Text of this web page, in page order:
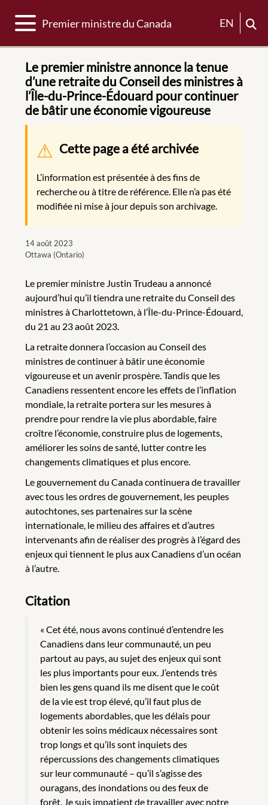
Basculer la navigation
Premier ministre du Canada EN
Le premier ministre annonce la tenue
d’une retraite du Conseil des ministres à
l’Île-du-Prince-Édouard pour continuer
de bâtir une économie vigoureuse
Message d'avertissement
Cette page a été archivée
L’information est présentée à des fins de
recherche ou à titre de référence. Elle n’a pas été
modifiée ni mise à jour depuis son archivage.
14 août 2023
Ottawa (Ontario)
Le premier ministre Justin Trudeau a annoncé
aujourd’hui qu’il tiendra une retraite du Conseil des
ministres à Charlottetown, à l’Île-du-Prince-Édouard,
du 21 au 23 août 2023.
La retraite donnera l’occasion au Conseil des
ministres de continuer à bâtir une économie
vigoureuse et un avenir prospère. Tandis que les
Canadiens ressentent encore les effets de l’inflation
mondiale, la retraite portera sur les mesures à
prendre pour rendre la vie plus abordable, faire
croître l’économie, construire plus de logements,
améliorer les soins de santé, lutter contre les
changements climatiques et plus encore.
Le gouvernement du Canada continuera de travailler
avec tous les ordres de gouvernement, les peuples
autochtones, ses partenaires sur la scène
internationale, le milieu des affaires et d’autres
intervenants afin de réaliser des progrès à l’égard des
enjeux qui tiennent le plus aux Canadiens d’un océan
à l’autre.
Citation
« Cet été, nous avons continué d’entendre les
Canadiens dans leur communauté, un peu
partout au pays, au sujet des enjeux qui sont
les plus importants pour eux. J’entends très
bien les gens quand ils me disent que le coût
de la vie est trop élevé, qu’il faut plus de
logements abordables, que les délais pour
obtenir les soins médicaux nécessaires sont
trop longs et qu’ils sont inquiets des
répercussions des changements climatiques
sur leur communauté – qu’il s’agisse des
ouragans, des inondations ou des feux de
forêt. Je suis impatient de travailler avec notre